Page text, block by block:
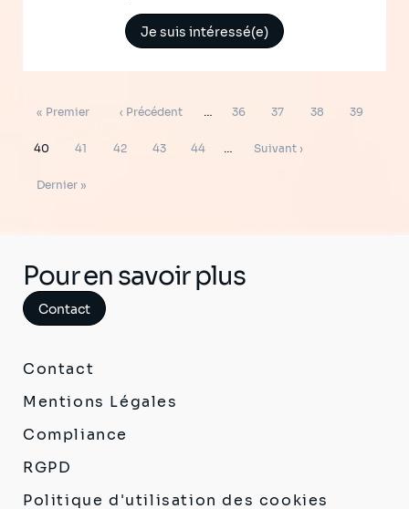
Je suis intéressé(e)
Pagination
Première
« Premier
Page
‹ Précédent … Page
36 Page
37 Page
38 Page
39
Page
40 Page
41 Page
42 Page
43 Page
44 …
Page
Suivant ›
Dernière
Dernier »
Pour en savoir plus
Contact
Contact
Mentions Légales
Compliance
RGPD
Politique d'utilisation des cookies